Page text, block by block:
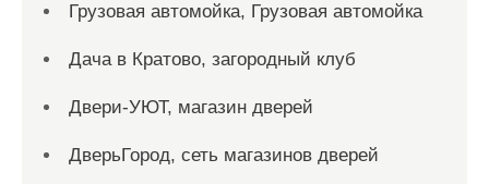
Грузовая автомойка, Грузовая автомойка
Дача в Кратово, загородный клуб
Двери-УЮТ, магазин дверей
ДверьГород, сеть магазинов дверей